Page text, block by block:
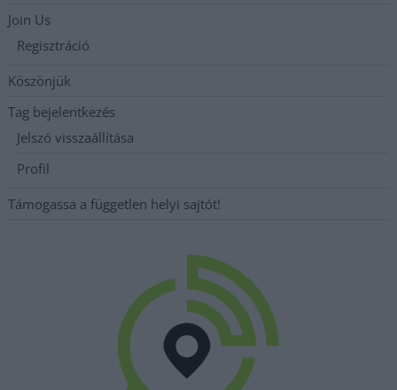
Join Us
Regisztráció
Köszönjük
Tag bejelentkezés
Jelszó visszaállítása
Profil
Támogassa a független helyi sajtót!